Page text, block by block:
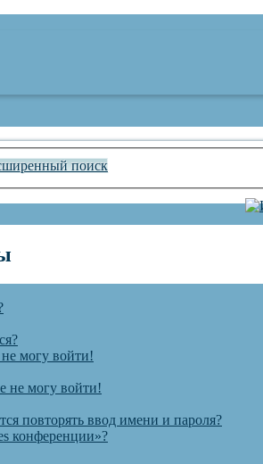
поиск
не могу войти!
не могу войти!
повторять ввод имени и пароля?
конференции»?